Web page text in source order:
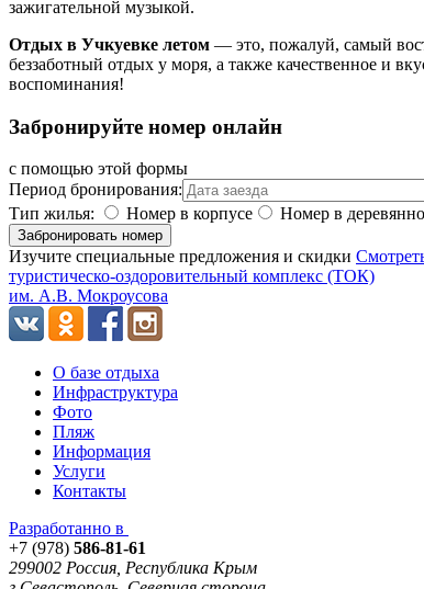
зажигательной музыкой.
Отдых в Учкуевке летом — это, пожалуй, самый
беззаботный отдых у моря, а также качественное и
воспоминания!
Забронируйте номер онлайн
с помощью этой формы
Период бронирования:
Тип жилья:
Номер в корпусе Номер в
Забронировать номер
Изучите специальные предложения и скидки
туристическо-оздоровительный комплекс (ТОК)
им. А.В. Мокроусова
О базе отдыха
Инфраструктура
Фото
Пляж
Информация
Услуги
Контакты
Разработанно в
+7 (978) 586-81-61
299002 Россия, Республика Крым